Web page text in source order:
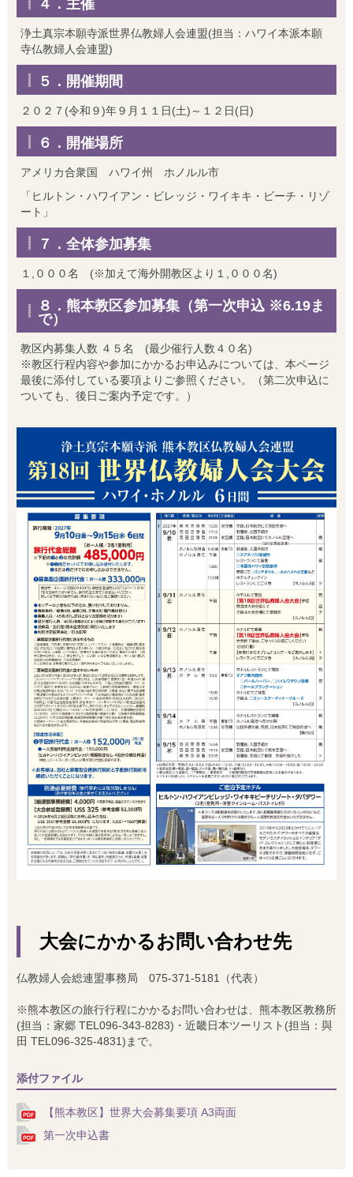
４．主催
浄土真宗本願寺派世界仏教婦人会連盟(担当：ハワイ本派本願
寺仏教婦人会連盟)
５．開催期間
２０２７(令和９)年９月１１日(土)～１２日(日)
６．開催場所
アメリカ合衆国 ハワイ州 ホノルル市
「ヒルトン・ハワイアン・ビレッジ・ワイキキ・ビーチ・リゾ
ート」
７．全体参加募集
１,０００名 (※加えて海外開教区より１,０００名)
８．熊本教区参加募集（第一次申込 ※6.19ま
で）
教区内募集人数 ４５名 (最少催行人数４０名)
※教区行程内容や参加にかかるお申込みについては、本ページ
最後に添付している要項よりご参照ください。（第二次申込に
ついても、後日ご案内予定です。）
大会にかかるお問い合わせ先
仏教婦人会総連盟事務局 075-371-5181（代表）
※熊本教区の旅行行程にかかるお問い合わせは、熊本教区教務所
(担当：家郷 TEL096-343-8283)・近畿日本ツーリスト(担当：與
田 TEL096-325-4831)まで。
添付ファイル
【熊本教区】世界大会募集要項 A3両面
第一次申込書